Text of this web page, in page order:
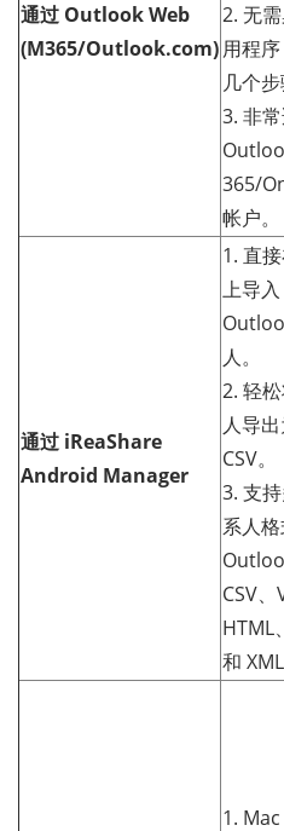
通过 Outlook Web
(M365/Outlook.com)
2. 无
用程
几个步
3. 非
365/
帐户。
通过 iReaShare
Android Manager
1. 直
上导入
人。
2. 轻
人导
CSV。
3. 支
系人格
CSV、
HTML
和 XML
1. Mac